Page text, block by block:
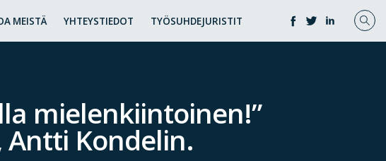
MEISTÄ YHTEYSTIEDOT TYÖSUHDEJURISTIT
mielenkiintoinen!”
Kondelin.